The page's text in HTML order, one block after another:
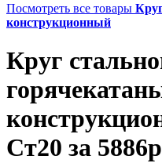
Посмотреть все товары
конструкционный
Круг
Ст20 за